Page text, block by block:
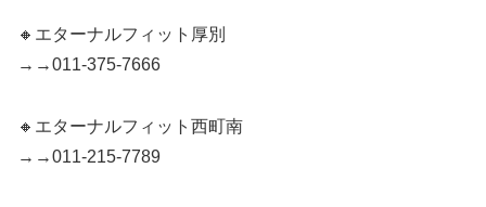
🔸エターナルフィット厚別
→→011-375-7666
🔸エターナルフィット西町南
→→011-215-7789